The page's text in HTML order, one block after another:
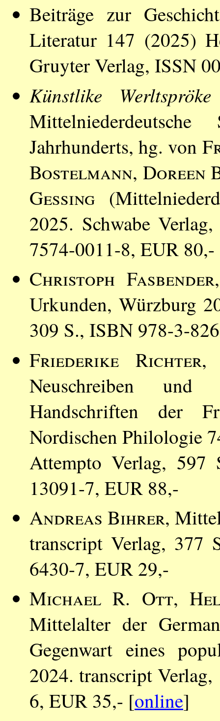
Beiträge zur
Literatur 147 (2025)
Gruyter Verlag, ISSN
Künstlike Werltspröke
Jahrhunderts, hg. von
Bostelmann, Doreen
Gessing
2025. Schwabe
7574-0011-8, EUR
Christoph Fasbender
Urkunden, Würzburg
309 S., ISBN 978-3-
Friederike Richter,
Neuschreiben
Handschriften der
Nordischen Philologie
Attempto Verlag,
13091-7, EUR 88,-
Andreas Bihrer,
transcript Verlag, 377
6430-7, EUR 29,-
Michael R. Ott,
Mittelalter der
Gegenwart eines
2024. transcript
6, EUR 35,- [online]